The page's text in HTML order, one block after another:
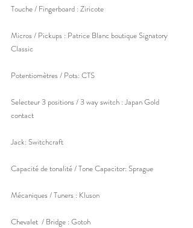
Touche / Fingerboard : Ziricote
Micros / Pickups : Patrice Blanc boutique Signatory
Classic
Potentiomètres / Pots: CTS
Selecteur 3 positions / 3 way switch : Japan Gold
contact
Jack: Switchcraft
Capacité de tonalité / Tone Capacitor: Sprague
Mécaniques / Tuners : Kluson
Chevalet  / Bridge : Gotoh